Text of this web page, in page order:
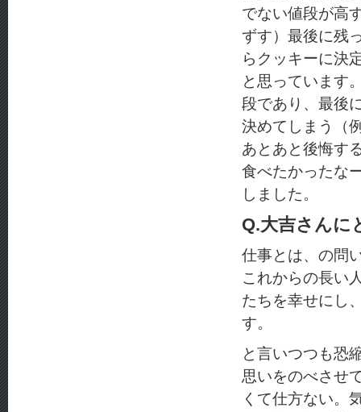
でない値段が高
ずす）最後に残
らクッキーに決
と思っています
段であり、最後
決めてしまう（
あとあと後悔す
食べたかったな
しました。
Q.大吉さんに
仕事とは、の問
これからの長い
たちを幸せにし
す。
と言いつつも恐
思いをのべさせ
くて仕方ない。